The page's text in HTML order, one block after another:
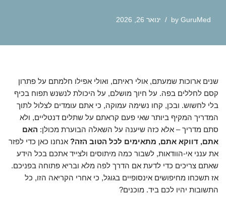
by GuruMed ינואר 26, 2026
שנים ארוכות שמעתם, אולי ראיתם, ואולי אפילו חלמתם על פתרון
קסם לחללים בפה. על חיוך מושלם, על היכולת לנשנש תפוח בכיף
בלי לחשוש. ובכן, קחו נשימה עמוקה, כי אתם עומדים לצלול לתוך
המדריך המקיף ביותר שאי פעם קראתם על שתלים דנטליים, ולא
סתם מדריך – אלא כזה שיענה על השאלה הבוערת מכולן: האם
אתם, דווקא אתם, מתאימים לכל הטוב הזה? אנחנו כאן כדי לפזר
את ענני אי-הוודאות, לשבור כמה מיתוסים ולצייד אתכם בכל הידע
שאתם צריכים כדי לדעת אם הדרך לפה מלא ובריא פתוחה בפניכם.
אז תשכחו מחיפושים אינסופיים בגוגל, כי אחרי הקריאה הזו, כל
התשובות יהיו לכם ביד. מוכנים?